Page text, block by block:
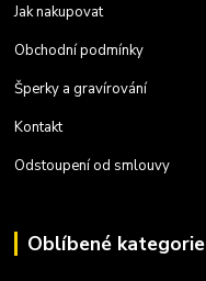
Jak nakupovat
Obchodní podmínky
Šperky a gravírování
Kontakt
Odstoupení od smlouvy
Oblíbené kategorie